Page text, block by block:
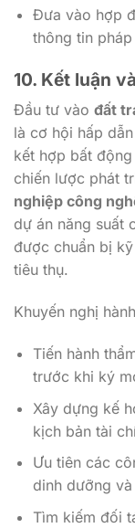
Đưa vào hợp
thông tin
10. Kết luận
Đầu tư vào đất
là cơ hội hấp
kết hợp bất
chiến lược phát
nghiệp công
dự án năng suất
được chuẩn bị
tiêu thụ.
Khuyến nghị
Tiến hành
trước khi ký
Xây dựng kế
kịch bản tài
Ưu tiên các
dinh dưỡng
Tìm kiếm đối